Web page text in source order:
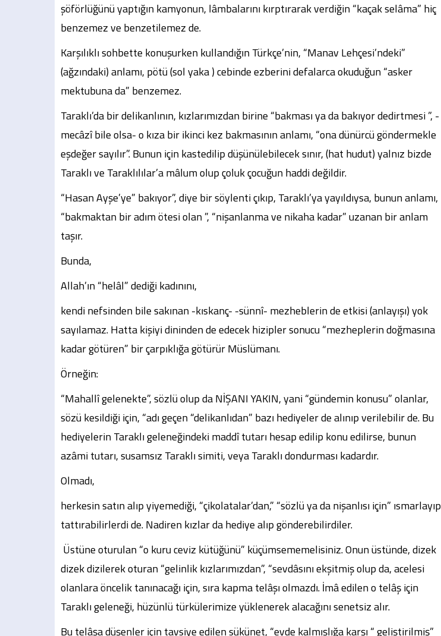
şöförlüğünü yaptığın kamyonun, lâmbalarını kırptırarak verdiğin “kaçak selâma” hiç
benzemez ve benzetilemez de.
Karşılıklı sohbette konuşurken kullandığın Türkçe’nin, “Manav Lehçesi’ndeki”
(ağzındaki) anlamı, pötü (sol yaka ) cebinde ezberini defalarca okuduğun “asker
mektubuna da” benzemez.
Taraklı’da bir delikanlının, kızlarımızdan birine “bakması ya da bakıyor dedirtmesi ”, -
mecâzî bile olsa- o kıza bir ikinci kez bakmasının anlamı, “ona dünürcü göndermekle
eşdeğer sayılır”. Bunun için kastedilip düşünülebilecek sınır, (hat hudut) yalnız bizde
Taraklı ve Taraklılılar’a mâlum olup çoluk çocuğun haddi değildir.
“Hasan Ayşe’ye” bakıyor”, diye bir söylenti çıkıp, Taraklı’ya yayıldıysa, bunun anlamı,
“bakmaktan bir adım ötesi olan ”, “nişanlanma ve nikaha kadar” uzanan bir anlam
taşır.
Bunda,
Allah’ın “helâl” dediği kadınını,
kendi nefsinden bile sakınan -kıskanç- -sünnî- mezheblerin de etkisi (anlayışı) yok
sayılamaz. Hatta kişiyi dininden de edecek hizipler sonucu “mezheplerin doğmasına
kadar götüren” bir çarpıklığa götürür Müslümanı.
Örneğin:
“Mahallî gelenekte”, sözlü olup da NİŞANI YAKIN, yani “gündemin konusu” olanlar,
sözü kesildiği için, “adı geçen “delikanlıdan” bazı hediyeler de alınıp verilebilir de. Bu
hediyelerin Taraklı geleneğindeki maddî tutarı hesap edilip konu edilirse, bunun
azâmi tutarı, susamsız Taraklı simiti, veya Taraklı dondurması kadardır.
Olmadı,
herkesin satın alıp yiyemediği, “çikolatalar’dan,” “sözlü ya da nişanlısı için” ısmarlayıp
tattırabilirlerdi de. Nadiren kızlar da hediye alıp gönderebilirdiler.
Üstüne oturulan “o kuru ceviz kütüğünü” küçümsememelisiniz. Onun üstünde, dizek
dizek dizilerek oturan “gelinlik kızlarımızdan”, “sevdâsını ekşitmiş olup da, acelesi
olanlara öncelik tanınacağı için, sıra kapma telâşı olmazdı. İmâ edilen o telâş için
Taraklı geleneği, hüzünlü türkülerimize yüklenerek alacağını senetsiz alır.
Bu telâşa düşenler için tavsiye edilen sükünet, “evde kalmışlığa karşı “ geliştirilmiş”